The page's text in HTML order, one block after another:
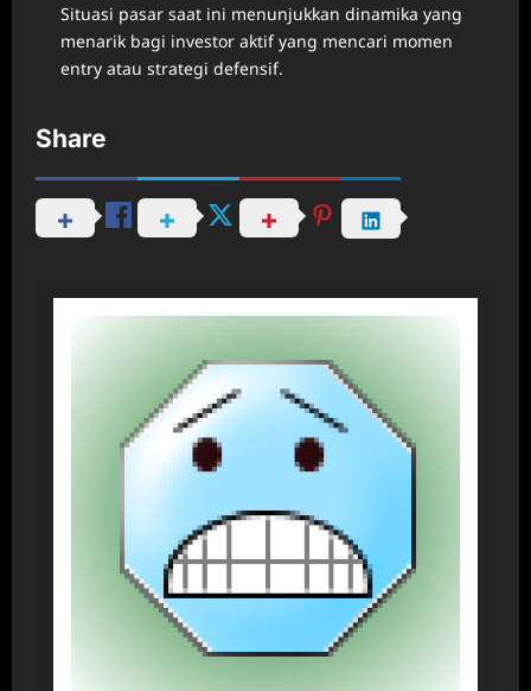
Situasi pasar saat ini menunjukkan dinamika yang
menarik bagi investor aktif yang mencari momen
entry atau strategi defensif.
Share